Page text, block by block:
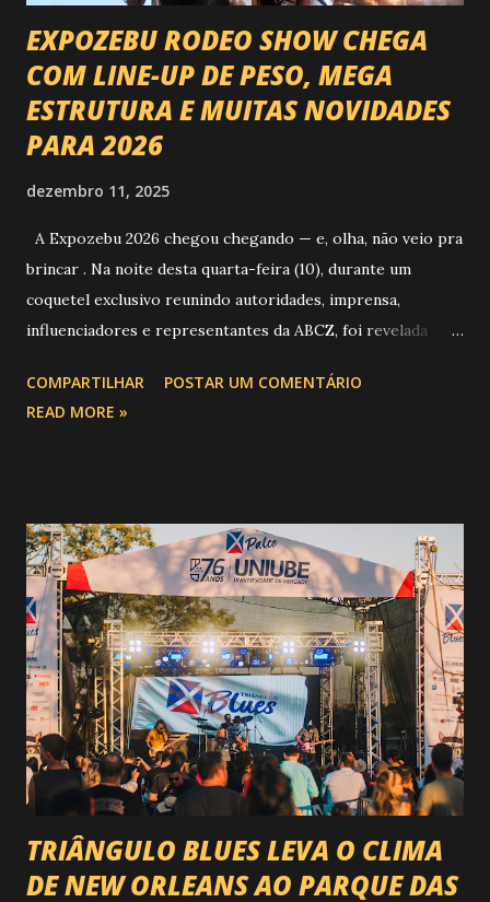
EXPOZEBU RODEO SHOW CHEGA
COM LINE-UP DE PESO, MEGA
ESTRUTURA E MUITAS NOVIDADES
PARA 2026
dezembro 11, 2025
A Expozebu 2026 chegou chegando — e, olha, não veio pra
brincar . Na noite desta quarta-feira (10), durante um
coquetel exclusivo reunindo autoridades, imprensa,
influenciadores e representantes da ABCZ, foi revelada
festa : a chegada do Campeonato de Montarias em Touros
do Circuito Rancho Primavera (CRP) , a maior companhia de
impacto é tão grande que o evento até mudou de nome:
agora é Expozebu Rodeo Shows . E não para por aí. Foto:
@circuitoranchoprimavera 🎤 LINE-UP NACIONAL QUE
VAI ESTREMECER O PARQUE Serão quatro noites , entre
24, 25, 30 de abril e 02 de maio , com oito atrações gigantes
da música brasileira , contemplando sertanejo, forró,
piseiro e sofrência nível hard: Gusttavo Lima Leonardo
Natanzinho Lima Jads & ...
COMPARTILHAR
POSTAR UM COMENTÁRIO
READ MORE »
TRIÂNGULO BLUES LEVA O CLIMA
DE NEW ORLEANS AO PARQUE DAS